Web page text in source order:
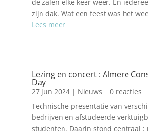
de zalen elke keer weer. En
zijn dak. Wat een feest was het
Lees meer
Lezing en concert : Almere
Day
27 jun 2024| Nieuws | 0 reacties
Technische presentatie van
bedrijven en afstudeerde
studenten. Daarin stond centraal :